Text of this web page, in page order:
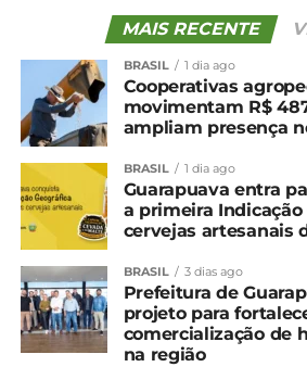
MAIS RECENTE
BRASIL 1 dia ago
Cooperativas
movimentam R$
ampliam presença
BRASIL 1 dia ago
Guarapuava entra
a primeira Indicação
cervejas artesanais
BRASIL 3 dias ago
Prefeitura de
projeto para
comercialização de
na região